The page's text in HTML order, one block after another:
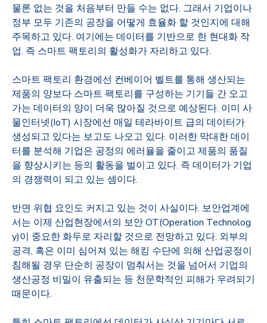
물론 없는 것을 처음부터 만들 수는 없다. 그래서 기업이나
정부 모두 기존의 공장을 어떻게 효율화 할 것인지에 대해
주목하고 있다. 여기에는 데이터를 기반으로 한 현대화 작
업. 즉 스마트 팩토리의 활성화가 자리하고 있다.
스마트 팩토리 환경에선 컨베이어 벨트를 통해 생산되는
제품의 양보다 스마트 팩토리를 구성하는 기기들 간 오고
가는 데이터의 양이 더욱 많아질 것으로 예상된다. 이미 사
물인터넷(IoT) 시장에선 매일 테라바이트 급의 데이터가
생성되고 있다는 보고도 나오고 있다. 이러한 막대한 데이
터를 분석해 기업은 공정의 에러율을 줄이고 제품의 품질
을 향상시키는 등의 활동을 벌이고 있다. 즉 데이터가 기업
의 경쟁력이 되고 있는 셈이다.
반면 위협 요인도 커지고 있는 것이 사실이다. 보안업계에
서는 이제 산업현장에서의 보안OT(Operation Technolog
y)이 중요한 화두로 자리할 것으로 전망하고 있다. 외부의
공격, 혹은 이미 심어져 있는 해킹 수단에 의해 산업공정이
침해될 경우 단순히 공장이 멈춰서는 것을 넘어서 기업의
생산공정 비밀이 유출되는 등 천문학적인 피해가 우려되기
때문이다.